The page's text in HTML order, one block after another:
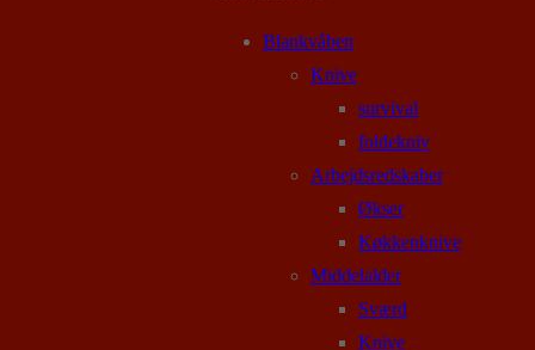
Blankvåben
Knive
survival
foldekniv
Arbejdsredskaber
Økser
Køkkenknive
Middelalder
Sværd
Knive